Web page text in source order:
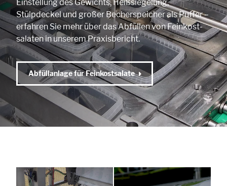
Einstellung des Gewichts, Heißsiegelung,
Stülpdeckel und großer Becherspeicher als Puffer –
erfahren Sie mehr über das Abfüllen von Feinkost­
salaten in unserem Praxisbericht.
Abfüllanlage für Feinkostsalate